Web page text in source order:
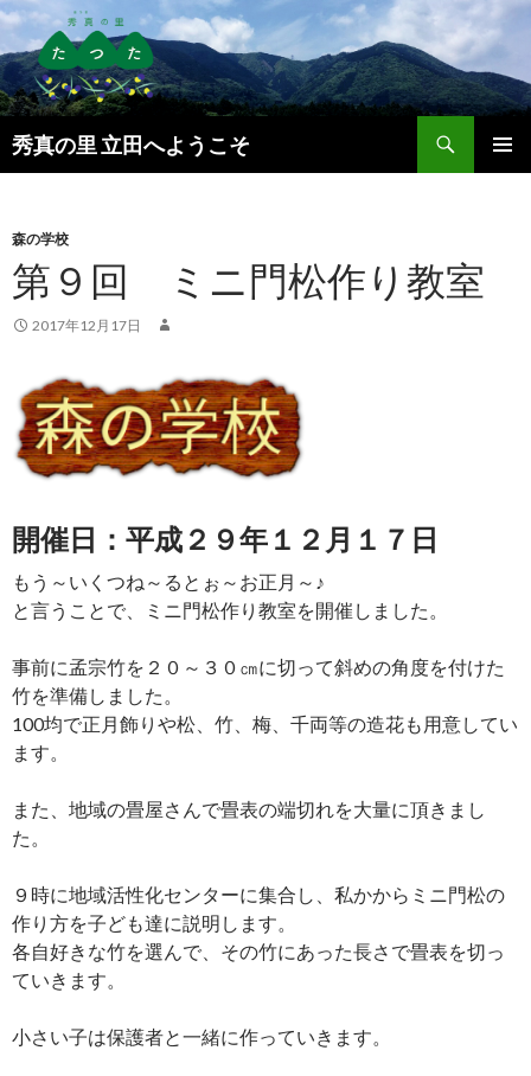
秀真の里 立田へようこそ
索
ン
ツ
へ
ス
プ
森の学校
第９回 ミニ門松作り教室
2017年12月17日
開催日：平成２９年１２月１７日
もう～いくつね～るとぉ～お正月～♪
と言うことで、ミニ門松作り教室を開催しました。
事前に孟宗竹を２０～３０㎝に切って斜めの角度を付けた
竹を準備しました。
100均で正月飾りや松、竹、梅、千両等の造花も用意してい
ます。
また、地域の畳屋さんで畳表の端切れを大量に頂きまし
た。
９時に地域活性化センターに集合し、私かからミニ門松の
作り方を子ども達に説明します。
各自好きな竹を選んで、その竹にあった長さで畳表を切っ
ていきます。
小さい子は保護者と一緒に作っていきます。